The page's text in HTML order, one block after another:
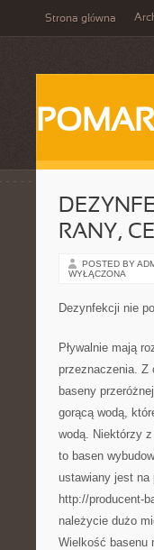
Strona główna
RANY,
POSTED BY
WYŁĄCZONA
Dezynfekcji nie
Pływalnie mają
przeznaczenia. Z
baseny
gorącą wodą,
wodą. Niektórzy
to basen
ustawiany jest na
http://producent-
należycie dużo
Wielkość basenu